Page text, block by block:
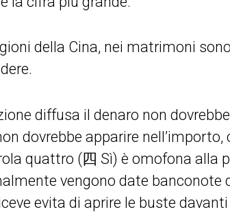
della Cina, nei matrimoni
diffusa il denaro non
dovrebbe apparire nell’importo,
quattro (四 Sì) è omofona alla
vengono date banconote
evita di aprire le buste